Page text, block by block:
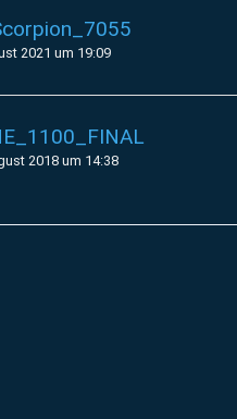
2021 um 19:09
2018 um 14:38